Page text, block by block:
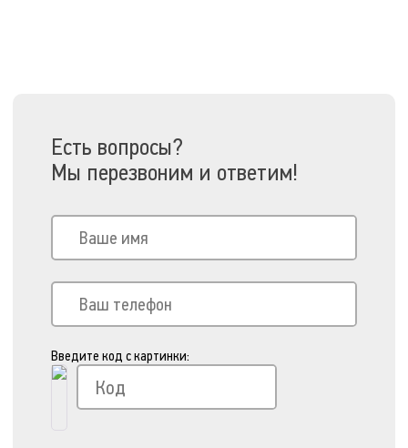
Есть вопросы?
Мы перезвоним и ответим!
Введите код с картинки: